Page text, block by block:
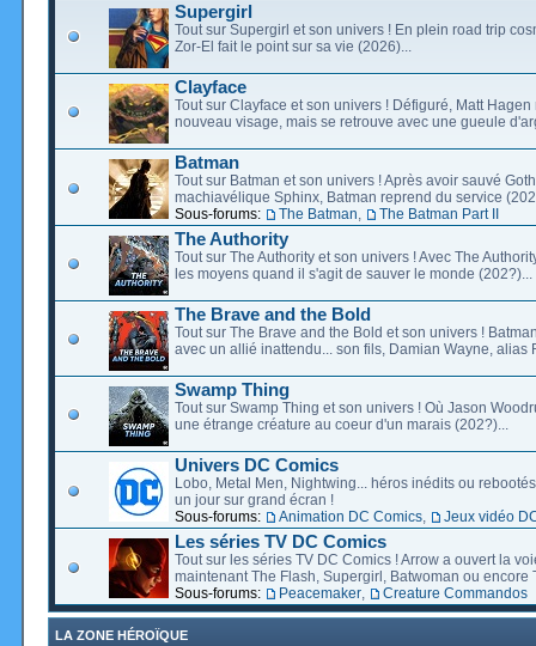
Supergirl
Tout sur Supergirl et son univers ! En plein road trip
Zor-El fait le point sur sa vie (2026)...
Clayface
Tout sur Clayface et son univers ! Défiguré, Matt Hagen
nouveau visage, mais se retrouve avec une gueule
Batman
Tout sur Batman et son univers ! Après avoir sauvé
machiavélique Sphinx, Batman reprend du service
Sous-forums:
The Batman The Batman Part II
The Authority
Tout sur The Authority et son univers ! Avec The
les moyens quand il s'agit de sauver le monde (202?)...
The Brave and the Bold
Tout sur The Brave and the Bold et son univers !
avec un allié inattendu... son fils, Damian Wayne, alias
Swamp Thing
Tout sur Swamp Thing et son univers ! Où Jason
une étrange créature au coeur d'un marais (202?)...
Univers DC Comics
Lobo, Metal Men, Nightwing... héros inédits ou
un jour sur grand écran !
Sous-forums:
Animation DC Comics Jeux vidéo
Les séries TV DC Comics
Tout sur les séries TV DC Comics ! Arrow a ouvert la
maintenant The Flash, Supergirl, Batwoman ou encore
Sous-forums:
Peacemaker Creature Commandos
LA ZONE HÉROÏQUE